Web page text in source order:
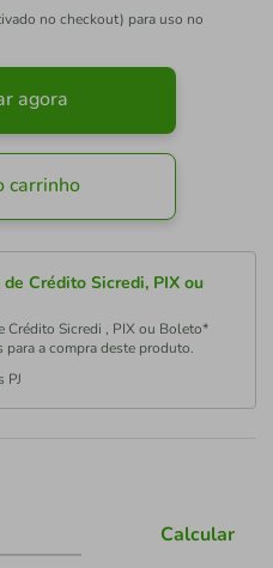
no checkout) para uso no
agora
carrinho
Crédito Sicredi, PIX ou
Crédito Sicredi , PIX ou Boleto*
a compra deste produto.
PJ
Calcular